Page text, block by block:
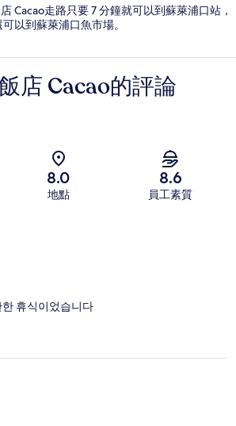
Cacao走路只要 7 分鐘就可以到蘇萊浦口站，
以到蘇萊浦口魚市場。
店 Cacao的評論
8.0
地點
8.6
員工素質
휴식이었습니다